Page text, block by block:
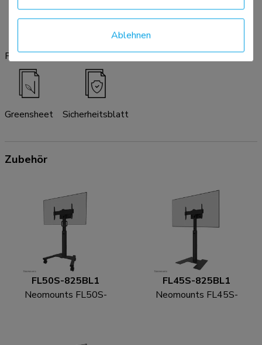
Produktblatt Installationsanleitung Strichzeichnung
Greensheet Sicherheitsblatt
Zubehör
FL50S-825BL1
Neomounts FL50S-
FL45S-825BL1
Neomounts FL45S-
Ablehnen